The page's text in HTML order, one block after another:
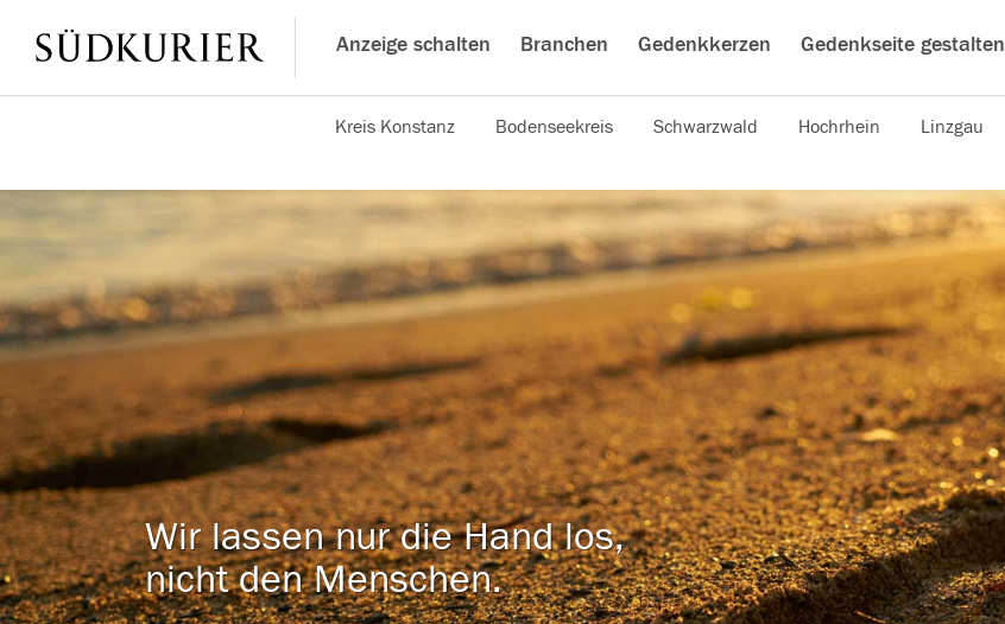
Anzeige schalten Branchen Gedenkkerzen Gedenkseite gestalten
Kreis Konstanz Bodenseekreis Schwarzwald Hochrhein Linzgau
Wir lassen nur die Hand los,
nicht den Menschen.